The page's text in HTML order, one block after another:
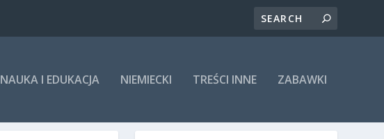
NAUKA I EDUKACJA NIEMIECKI TREŚCI INNE ZABAWKI